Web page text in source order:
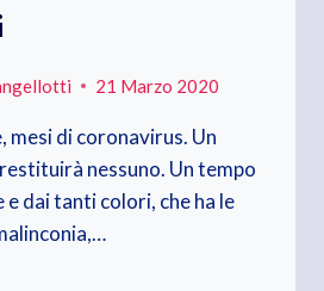
21 Marzo 2020
mesi di coronavirus. Un
nessuno. Un tempo
dai tanti colori, che ha le